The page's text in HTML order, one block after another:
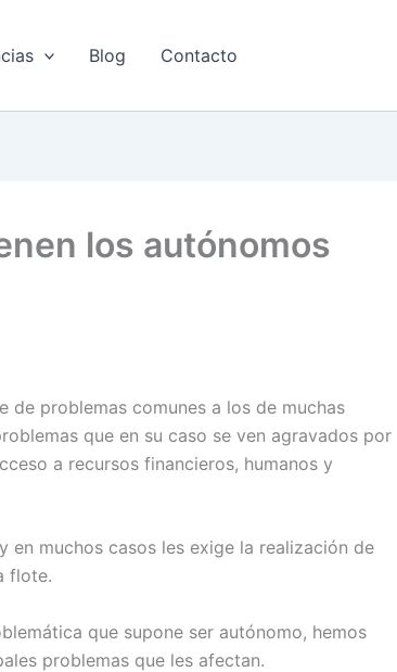
Blog Contacto
los autónomos
de problemas comunes a los de muchas
que en su caso se ven agravados por
a recursos financieros, humanos y
muchos casos les exige la realización de
flote.
que supone ser autónomo, hemos
problemas que les afectan.